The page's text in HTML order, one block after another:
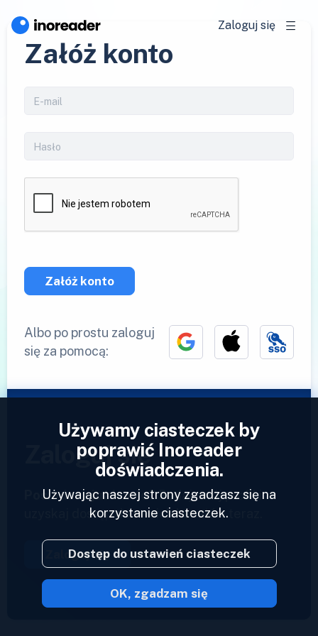
Zaloguj się
Załóż konto
Załóż konto
Albo po prostu zaloguj
się za pomocą:
Zaloguj się
Posiadasz już konto?Podaj swój profil i
uzyskaj dostęp do swoich kanałów teraz.
Zaloguj się
2023 © Inoreader
Używamy ciasteczek by
poprawić Inoreader
doświadczenia.
Używając naszej strony zgadzasz się na
korzystanie ciasteczek.
Dostęp do ustawień ciasteczek
OK, zgadzam się